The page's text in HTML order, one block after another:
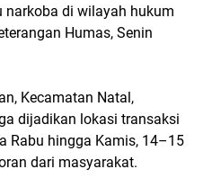
narkoba di wilayah hukum
Humas, Senin
Kecamatan Natal,
dijadikan lokasi transaksi
Rabu hingga Kamis, 14–15
dari masyarakat.